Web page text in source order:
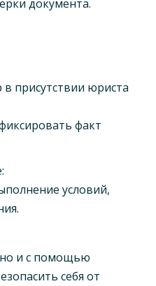
документа.
присутствии юриста
факт
условий,
и с помощью
себя от